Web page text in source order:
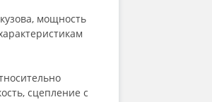
мощность
сцепление с